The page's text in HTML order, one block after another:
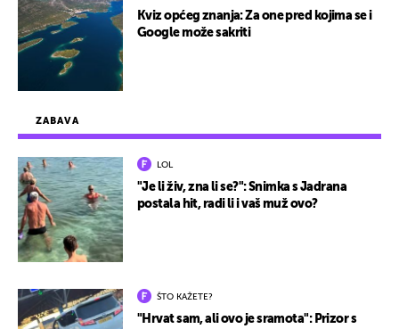
ZABAVA
LOL
"Je li živ, zna li se?": Snimka s Jadrana
postala hit, radi li i vaš muž ovo?
ŠTO KAŽETE?
"Hrvat sam, ali ovo je sramota": Prizor s
Kviz općeg znanja: Za one pred kojima se i
Google može sakriti